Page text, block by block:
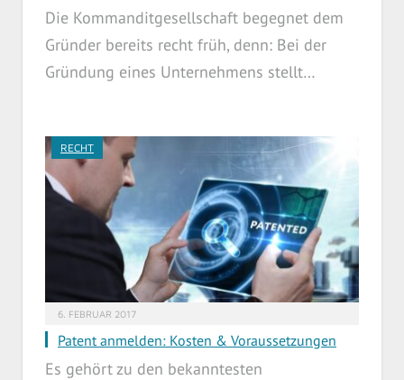
Die Kommanditgesellschaft begegnet dem
Gründer bereits recht früh, denn: Bei der
Gründung eines Unternehmens stellt…
RECHT
6. FEBRUAR 2017
Patent anmelden: Kosten & Voraussetzungen
Es gehört zu den bekanntesten